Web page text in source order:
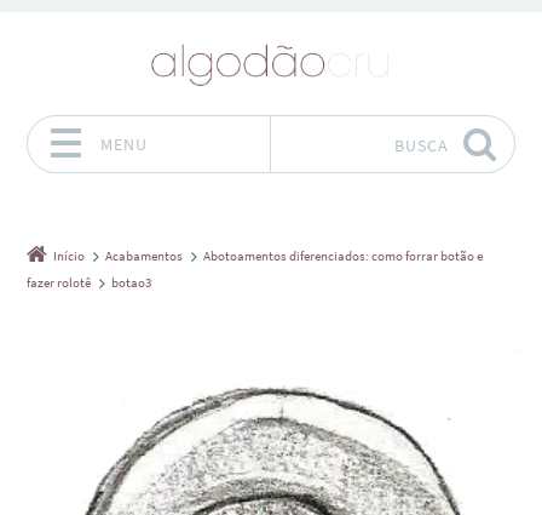
MENU BUSCA
Início Acabamentos
Abotoamentos diferenciados: como forrar botão e
fazer rolotê
botao3